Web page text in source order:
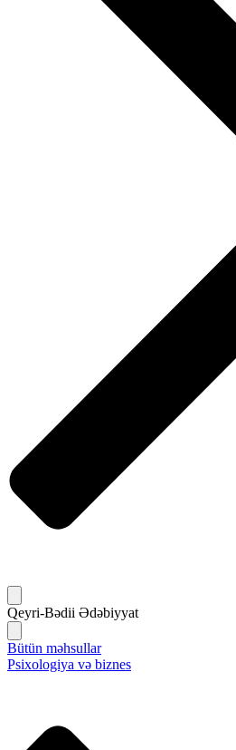
Qeyri-Bədii Ədəbiyyat
Bütün məhsullar
Psixologiya və biznes